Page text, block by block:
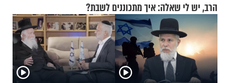
הרב, יש לי שאלה: איך מתכוננים לשבת?